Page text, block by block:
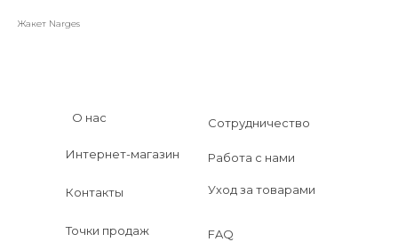
Жакет Narges
Уход за товарами
Контакты
О нас
FAQ
Сотрудничество
Работа с нами
Точки продаж
Интернет-магазин